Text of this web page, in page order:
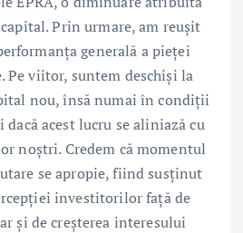
Prin urmare, am reușit
generală a pieței
Pe viitor, suntem deschiși la
nou, însă numai în condiții
acest lucru se aliniază cu
noștri. Credem că momentul
se apropie, fiind susținut
investitorilor față de
și de creșterea interesului